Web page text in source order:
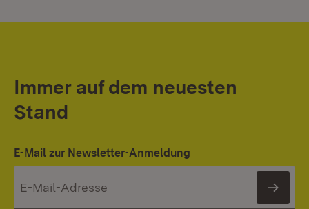
Immer auf dem neuesten
Stand
E-Mail zur Newsletter-Anmeldung